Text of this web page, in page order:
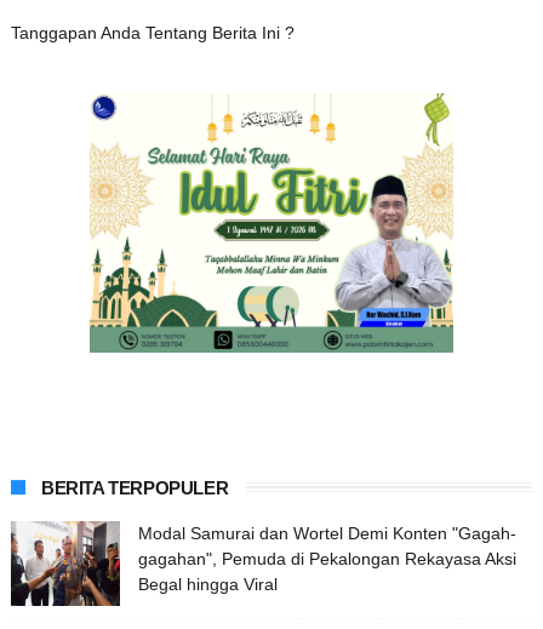
Tanggapan Anda Tentang Berita Ini ?
BERITA TERPOPULER
Modal Samurai dan Wortel Demi Konten "Gagah-
gagahan", Pemuda di Pekalongan Rekayasa Aksi
Begal hingga Viral